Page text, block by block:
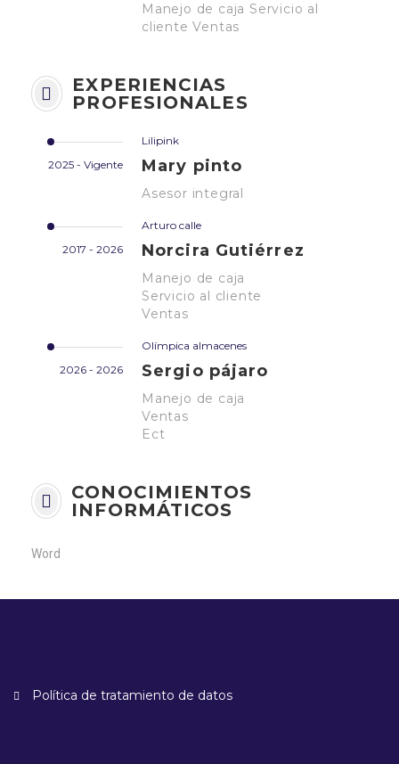
Manejo de caja Servicio al
cliente Ventas
EXPERIENCIAS
PROFESIONALES
2025 - Vigente
Lilipink
Mary pinto
Asesor integral
2017 - 2026
Arturo calle
Norcira Gutiérrez
Manejo de caja
Servicio al cliente
Ventas
2026 - 2026
Olímpica almacenes
Sergio pájaro
Manejo de caja
Ventas
Ect
CONOCIMIENTOS
INFORMÁTICOS
Word
Política de tratamiento de datos